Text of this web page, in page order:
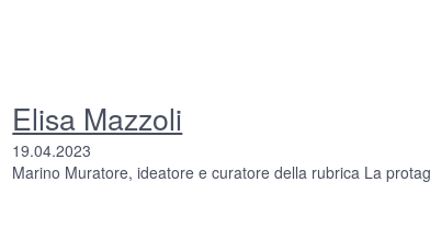
Elisa Mazzoli
19.04.2023
Marino Muratore, ideatore e curatore della rubrica La